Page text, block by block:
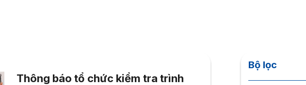
Thông báo tổ chức kiểm tra trình
Bộ lọc